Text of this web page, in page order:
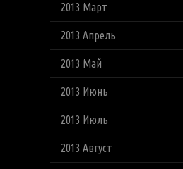
2013 Март
2013 Апрель
2013 Май
2013 Июнь
2013 Июль
2013 Август